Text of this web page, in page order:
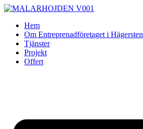
Skip
contentHem
Om Entreprenadföretaget i Hägersten
Tjänster
Projekt
Offert